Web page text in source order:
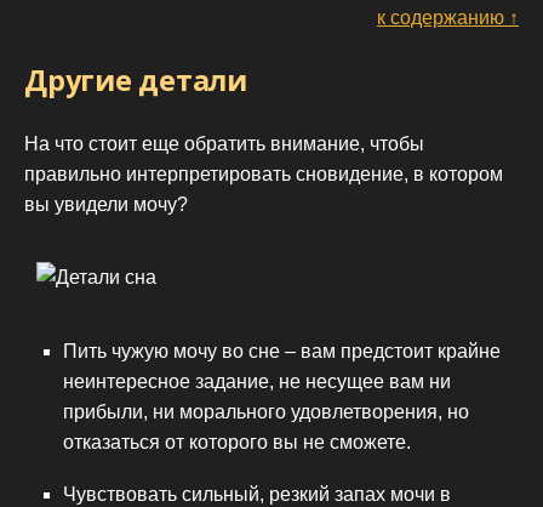
к содержанию ↑
Другие детали
На что стоит еще обратить внимание, чтобы
правильно интерпретировать сновидение, в котором
вы увидели мочу?
Пить чужую мочу во сне – вам предстоит крайне
неинтересное задание, не несущее вам ни
прибыли, ни морального удовлетворения, но
отказаться от которого вы не сможете.
Чувствовать сильный, резкий запах мочи в